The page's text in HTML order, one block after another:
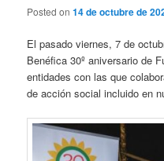
Posted on14 de octubre de
El pasado viernes, 7 de
Benéfica 30º aniversario de
entidades con las que
de acción social incluido en